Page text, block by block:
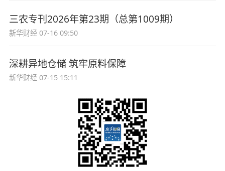
三农专刊2026年第23期（总第1009期）
新华财经 07-16 09:50
深耕异地仓储 筑牢原料保障
新华财经 07-15 15:11